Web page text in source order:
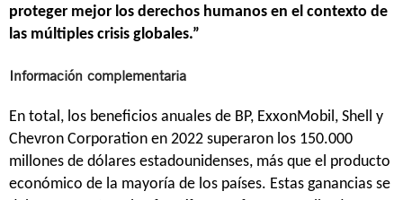
proteger mejor los derechos humanos en el contexto de
las múltiples crisis globales.”
Información complementaria
En total, los beneficios anuales de BP, ExxonMobil, Shell y
Chevron Corporation en 2022 superaron los 150.000
millones de dólares estadounidenses, más que el producto
económico de la mayoría de los países. Estas ganancias se